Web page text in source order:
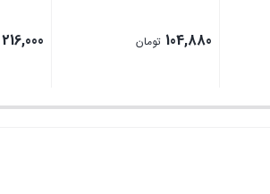
104,880 تومان 216,000